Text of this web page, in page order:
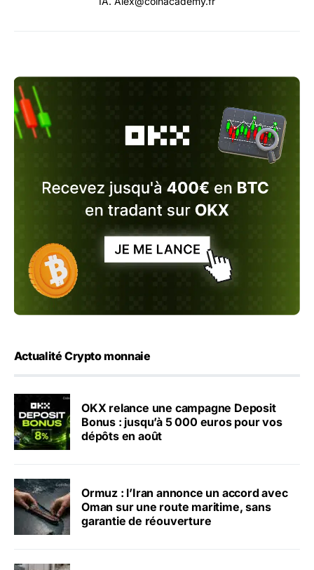
Actualité Crypto monnaie
OKX relance une campagne Deposit
Bonus : jusqu’à 5 000 euros pour vos
dépôts en août
Ormuz : l’Iran annonce un accord avec
Oman sur une route maritime, sans
garantie de réouverture